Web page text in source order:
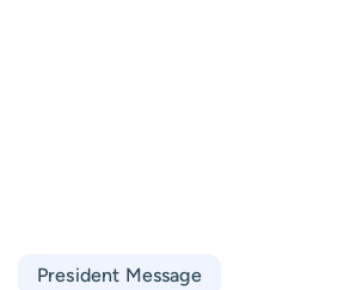
President Message